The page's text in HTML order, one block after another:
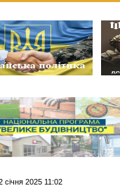
січня 2025 11:02